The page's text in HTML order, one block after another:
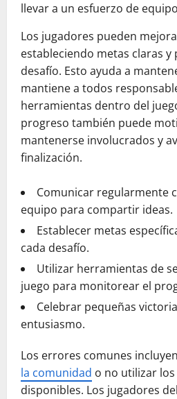
llevar a un esfuerzo de
Los jugadores pueden
estableciendo metas claras y
desafío. Esto ayuda a
mantiene a todos
herramientas dentro del
progreso también puede
mantenerse involucrados y
finalización.
Comunicar regularmente
equipo para compartir ideas.
Establecer metas
cada desafío.
Utilizar herramientas de
juego para monitorear el
Celebrar pequeñas
entusiasmo.
Los errores comunes
la comunidad o no utilizar
disponibles. Los jugadores